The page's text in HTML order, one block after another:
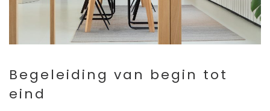
Begeleiding van begin tot
eind